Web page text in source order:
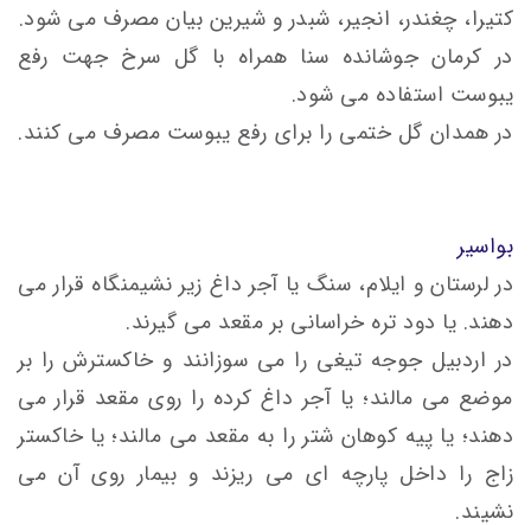
کتیرا، چغندر، انجیر، شبدر و شیرین بیان مصرف می شود.
در کرمان جوشانده سنا همراه با گل سرخ جهت رفع
یبوست استفاده می شود.
در همدان گل ختمی را برای رفع یبوست مصرف می کنند.
بواسیر
در لرستان و ایلام، سنگ یا آجر داغ زیر نشیمنگاه قرار می
دهند. یا دود تره خراسانی بر مقعد می گیرند.
در اردبیل جوجه تيغی را می سوزانند و خاكسترش را بر
موضع می مالند؛ یا آجر داغ كرده را روی مقعد قرار می
دهند؛ یا پيه كوهان شتر را به مقعد می مالند؛ یا خاکستر
زاج را داخل پارچه ای می ریزند و بیمار روی آن می
نشیند.